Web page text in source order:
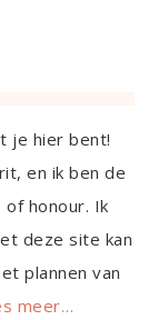
je hier bent!
en ik ben de
of honour. Ik
deze site kan
plannen van
meer…